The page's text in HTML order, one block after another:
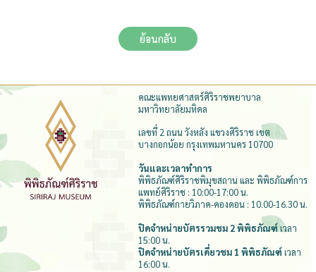
ย้อนกลับ
คณะแพทยศาสตร์ศิริราชพยาบาล
มหาวิทยาลัยมหิดล
เลขที่ 2 ถนน วังหลัง แขวงศิริราช เขต
บางกอกน้อย กรุงเทพมหานคร 10700
วันและเวลาทำการ
พิพิธภัณฑ์ศิริราชพิมุขสถาน และ พิพิธภัณฑ์การ
แพทย์ศิริราช : 10:00-17:00 น.
พิพิธภัณฑ์กายวิภาค-คองดอน : 10.00-16.30 น.
ปิดจำหน่ายบัตรรวมชม 2 พิพิธภัณฑ์เวลา
15:00 น.
ปิดจำหน่ายบัตรเดี่ยวชม 1 พิพิธภัณฑ์เวลา
16:00 น.